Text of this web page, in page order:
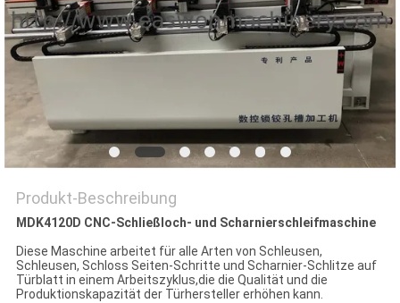
PRIVACY
POLICY
Produkt-Beschreibung
MDK4120D CNC-Schließloch- und Scharnierschleifmaschine
Diese Maschine arbeitet für alle Arten von Schleusen,
Schleusen, Schloss Seiten-Schritte und Scharnier-Schlitze auf
Türblatt in einem Arbeitszyklus,die die Qualität und die
Produktionskapazität der Türhersteller erhöhen kann.